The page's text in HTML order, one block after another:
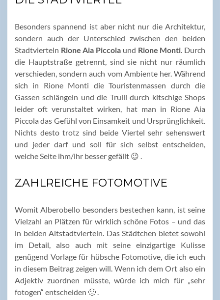
Besonders spannend ist aber nicht nur die Architektur,
sondern auch der Unterschied zwischen den beiden
Stadtvierteln Rione Aia Piccola und Rione Monti. Durch
die Hauptstraße getrennt, sind sie nicht nur räumlich
verschieden, sondern auch vom Ambiente her. Während
sich in Rione Monti die Touristenmassen durch die
Gassen schlängeln und die Trulli durch kitschige Shops
leider oft verunstaltet wirken, hat man in Rione Aia
Piccola das Gefühl von Einsamkeit und Ursprünglichkeit.
Nichts desto trotz sind beide Viertel sehr sehenswert
und jeder darf und soll für sich selbst entscheiden,
welche Seite ihm/ihr besser gefällt 😉 .
ZAHLREICHE FOTOMOTIVE
Womit Alberobello besonders bestechen kann, ist seine
Vielzahl an Plätzen für wirklich schöne Fotos – und das
in beiden Altstadtvierteln. Das Städtchen bietet sowohl
im Detail, also auch mit seine einzigartige Kulisse
genügend Vorlage für hübsche Fotomotive, die ich euch
in diesem Beitrag zeigen will. Wenn ich dem Ort also ein
Adjektiv zuordnen müsste, würde ich mich für „sehr
fotogen“ entscheiden 🙂 .